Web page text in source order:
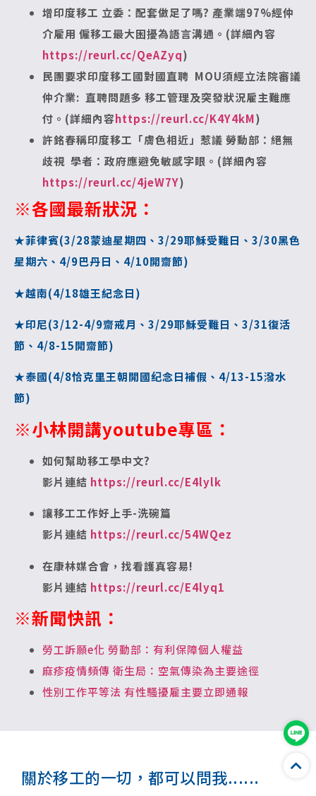
增印度移工 立委：配套做足了嗎? 產業端97%經仲
介雇用 僱移工最大困擾為語言溝通。(詳細內容
https://reurl.cc/QeAZyq)
民團要求印度移工國對國直聘 MOU須經立法院審議
仲介業: 直聘問題多 移工管理及突發狀況雇主難應
付。(詳細內容https://reurl.cc/K4Y4kM)
許銘春稱印度移工「膚色相近」惹議 勞動部：絕無
歧視 學者：政府應避免敏感字眼。(詳細內容
https://reurl.cc/4jeW7Y)
※各國最新狀況：
★菲律賓(3/28蒙迪星期四、3/29耶穌受難日、3/30黑色
星期六、4/9巴丹日、4/10開齋節)
★越南(4/18雄王紀念日)
★印尼(3/12-4/9齋戒月、3/29耶穌受難日、3/31復活
節、4/8-15開齋節)
★泰國(4/8恰克里王朝開國纪念日補假、4/13-15潑水
節)
※小林開講youtube專區：
如何幫助移工學中文?
影片連結 https://reurl.cc/E4lylk
讓移工工作好上手-洗碗篇
影片連結 https://reurl.cc/54WQez
在康林媒合會，找看護真容易!
影片連結 https://reurl.cc/E4lyq1
※新聞快訊：
勞工訴願e化 勞動部：有利保障個人權益
麻疹疫情頻傳 衛生局：空氣傳染為主要途徑
性別工作平等法 有性騷擾雇主要立即通報
關於移工的一切，都可以問我......